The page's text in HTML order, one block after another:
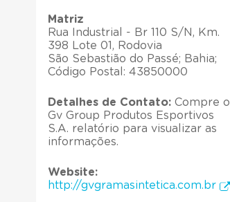
Matriz
Rua Industrial - Br 110 S/N, Km.
398 Lote 01, Rodovia
São Sebastião do Passé; Bahia;
Código Postal: 43850000
Detalhes de Contato: Compre o
Gv Group Produtos Esportivos
S.A. relatório para visualizar as
informações.
Website:
http://gvgramasintetica.com.br